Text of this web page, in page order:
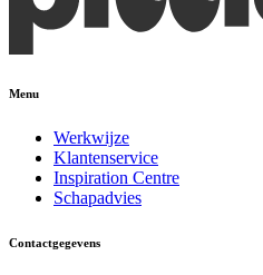
Menu
Werkwijze
Klantenservice
Inspiration Centre
Schapadvies
Contactgegevens